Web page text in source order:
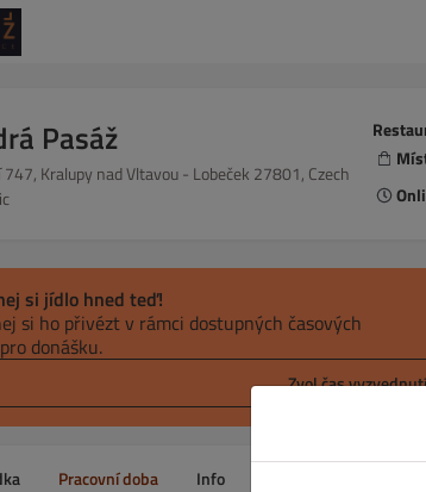
Pasáž
Kralupy nad Vltavou - Lobeček 27801, Czech
si jídlo hned teď!
si ho přivézt v rámci dostupných časových
donášku.
Zvol čas vyzvednutí
Pracovní doba Info